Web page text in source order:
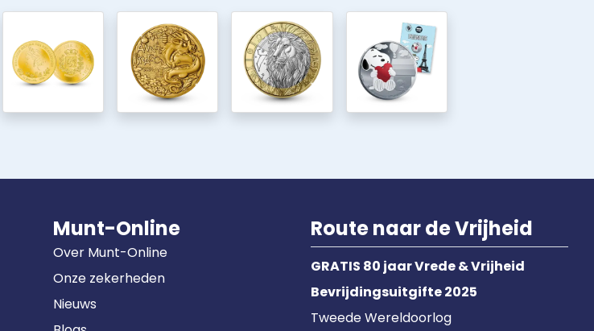
Munt-Online
Over Munt-Online
Onze zekerheden
Nieuws
Route naar de Vrijheid
GRATIS 80 jaar Vrede & Vrijheid
Bevrijdingsuitgifte 2025
Tweede Wereldoorlog